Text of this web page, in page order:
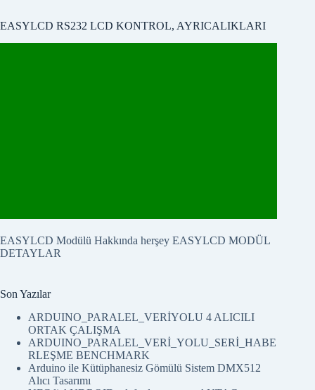
EASYLCD RS232 LCD KONTROL, AYRICALIKLARI
EASYLCD Modülü Hakkında herşey EASYLCD MODÜL
DETAYLAR
Son Yazılar
ARDUINO_PARALEL_VERİYOLU 4 ALICILI
ORTAK ÇALIŞMA
ARDUINO_PARALEL_VERİ_YOLU_SERİ_HABE
RLEŞME BENCHMARK
Arduino ile Kütüphanesiz Gömülü Sistem DMX512
Alıcı Tasarımı